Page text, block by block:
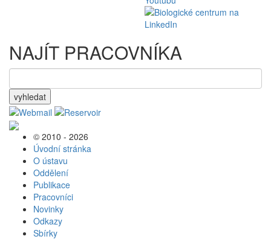
NAJÍT PRACOVNÍKA
vyhledat
© 2010 - 2026
Úvodní stránka
O ústavu
Oddělení
Publikace
Pracovníci
Novinky
Odkazy
Sbírky